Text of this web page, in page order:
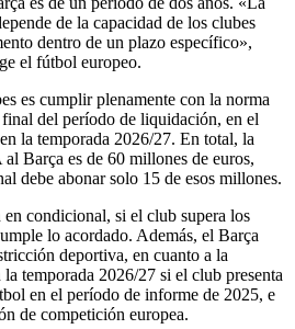
de la capacidad de los clubes
dentro de un plazo específico»,
el fútbol europeo.
es cumplir plenamente con la norma
del período de liquidación, en el
la temporada 2026/27. En total, la
Barça es de 60 millones de euros,
debe abonar solo 15 de esos millones.
condicional, si el club supera los
lo acordado. Además, el Barça
deportiva, en cuanto a la
temporada 2026/27 si el club presenta
en el período de informe de 2025, e
de competición europea.